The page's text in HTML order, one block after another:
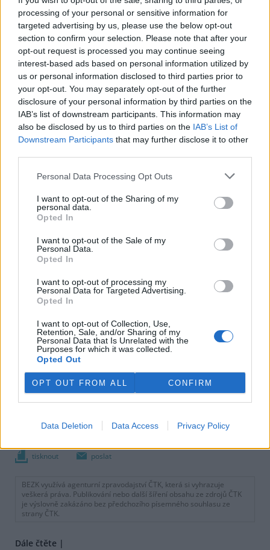
processing of your personal or sensitive information for
targeted advertising by us, please use the below opt-out
section to confirm your selection. Please note that after your
opt-out request is processed you may continue seeing
interest-based ads based on personal information utilized by
us or personal information disclosed to third parties prior to
your opt-out. You may separately opt-out of the further
disclosure of your personal information by third parties on the
IAB’s list of downstream participants. This information may
also be disclosed by us to third parties on the IAB’s List of
Downstream Participants that may further disclose it to other
Personal Data Processing Opt Outs
I want to opt-out of the Sharing of my
personal data.
Opted In
I want to opt-out of the Sale of my
Personal Data.
Opted In
I want to opt-out of processing my
Personal Data for Targeted Advertising.
Opted In
I want to opt-out of Collection, Use,
Retention, Sale, and/or Sharing of my
Personal Data that Is Unrelated with the
Purposes for which it was collected.
Opted Out
OPT OUT FROM ALL CONFIRM
Data Deletion Data Access Privacy Policy
Vědci se výzkumem bakteriofágů zabývají už několik let.
Aktuálně spolupracují na zavedení metody do pěstitelské
praxe s Farmou Bezdínek z Dolní Lutyně, která je předním
českým producentem rajčat, a Českou zemědělskou
univerzitou. Navázáním spolupráce s Farmou Bezdínek se
podle Kalachové propojuje základní výzkum s uplatněním v
praxi.
Výzkum bakteriofágů započal v roce 2023, zpočátku byl
financován především z grantu Technologické agentury ČR.
V letošním roce začal pětiletý projekt Národní agentury
zemědělského výzkumu. Vědecký tým získal také
financování z programu Akademie věd ČR PRAK, který
pomáhá vědcům s transferem technologií do praxe.
tisknout poslat
BEZK využívá agenturní zpravodajství ČTK, která si vyhrazuje
veškerá práva. Publikování nebo další šíření obsahu ze zdrojů ČTK
je výslovně zakázáno bez předchozího písemného souhlasu ze
strany ČTK.
Dále čtěte |